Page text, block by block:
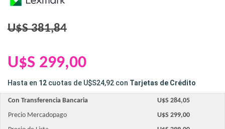
U$S 381,84
U$S 299,00
Hasta en 12 cuotas de U$S24,92 con Tarjetas de Crédito
Con Transferencia Bancaria
U$S 284,05
Precio Mercadopago
U$S 299,00